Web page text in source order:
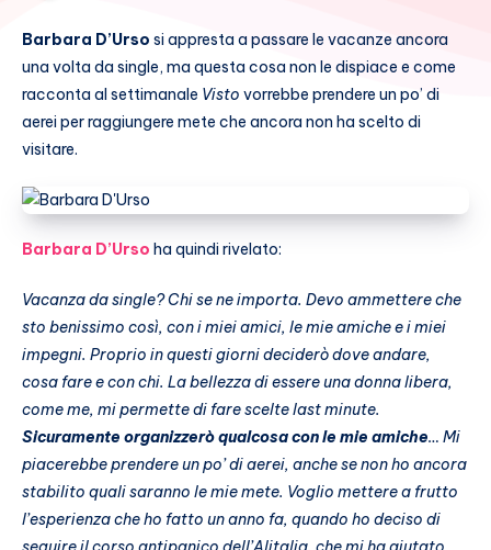
Barbara D’Urso si appresta a passare le vacanze ancora
una volta da single, ma questa cosa non le dispiace e come
racconta al settimanale Visto vorrebbe prendere un po’ di
aerei per raggiungere mete che ancora non ha scelto di
visitare.
Barbara D’Urso ha quindi rivelato:
Vacanza da single? Chi se ne importa. Devo ammettere che
sto benissimo così, con i miei amici, le mie amiche e i miei
impegni. Proprio in questi giorni deciderò dove andare,
cosa fare e con chi. La bellezza di essere una donna libera,
come me, mi permette di fare scelte last minute.
Sicuramente organizzerò qualcosa con le mie amiche… Mi
piacerebbe prendere un po’ di aerei, anche se non ho ancora
stabilito quali saranno le mie mete. Voglio mettere a frutto
l’esperienza che ho fatto un anno fa, quando ho deciso di